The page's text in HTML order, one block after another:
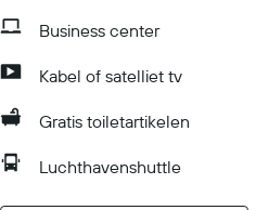
Business center
Kabel of satelliet tv
Gratis toiletartikelen
Luchthavenshuttle